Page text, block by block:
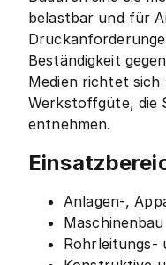
belastbar und für
Beständigkeit
Medien richtet sich
Werkstoffgüte, die
entnehmen.
Anlagen-,
Rohrleitungs-